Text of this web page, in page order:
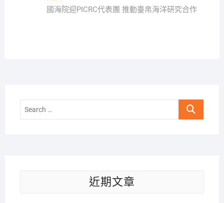
post:
國海院迎PICRC代表團 推動臺帛海洋研究合作
Search
近期文章